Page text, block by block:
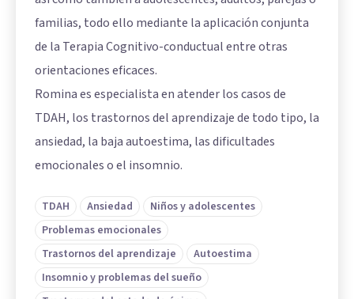
familias, todo ello mediante la aplicación conjunta
de la Terapia Cognitivo-conductual entre otras
orientaciones eficaces.
Romina es especialista en atender los casos de
TDAH, los trastornos del aprendizaje de todo tipo, la
ansiedad, la baja autoestima, las dificultades
emocionales o el insomnio.
TDAH Ansiedad
Niños y adolescentes
Problemas emocionales
Trastornos del aprendizaje
Autoestima
Insomnio y problemas del sueño